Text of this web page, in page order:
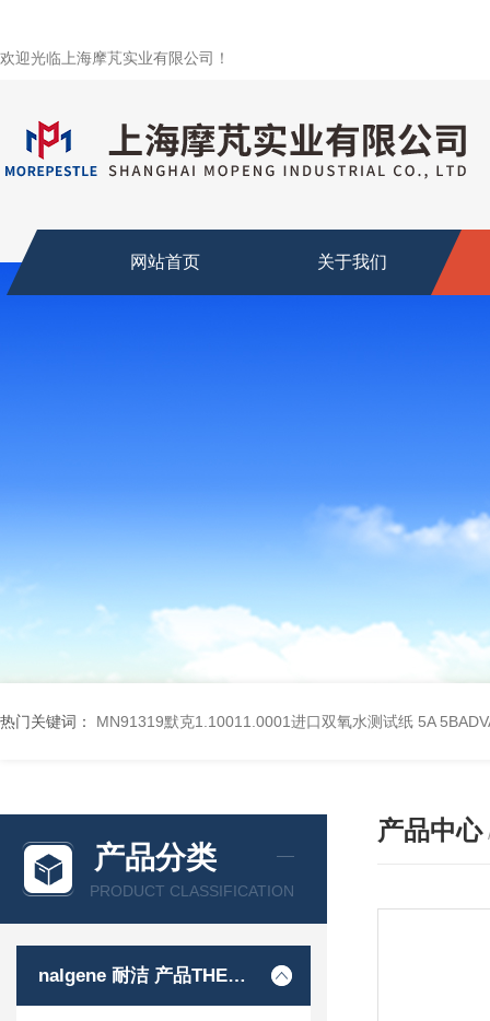
欢迎光临上海摩芃实业有限公司！
网站首页 关于我们
热门关键词： MN91319默克1.10011.0001进口双氧水测试纸 5A
产品分类
PRODUCT CLASSIFICATION
nalgene 耐洁 产品THERMO 赛默飞
产品中心